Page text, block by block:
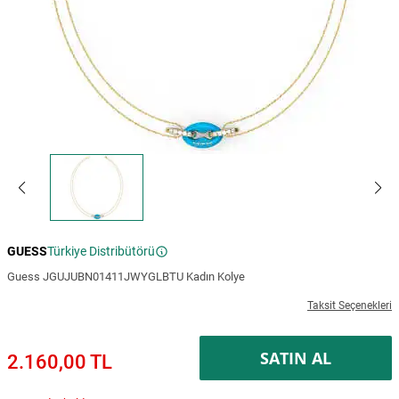
GUESSTürkiye Distribütörü
Guess JGUJUBN01411JWYGLBTU Kadın Kolye
Taksit Seçenekleri
2.160,00 TL SATIN AL